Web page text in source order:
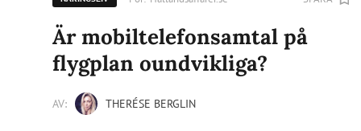
Är mobiltelefonsamtal på
flygplan oundvikliga?
AV: THERÉSE BERGLIN